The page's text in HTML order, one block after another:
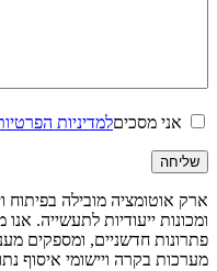
אני מסכיםלמדיניות
ארק אוטומציה מובילה בפיתוח
ומכונות ייעודיות לתעשייה.
פתרונות חדשניים, ומספקים
מערכות בקרה ויישומי איסוף